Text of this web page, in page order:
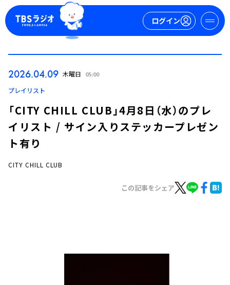
ログイン
2026.04.09 木曜日 05:00
プレイリスト
「CITY CHILL CLUB」4月8日（水）のプレ
イリスト / サイン入りステッカープレゼン
ト有り
CITY CHILL CLUB
この記事をシェア